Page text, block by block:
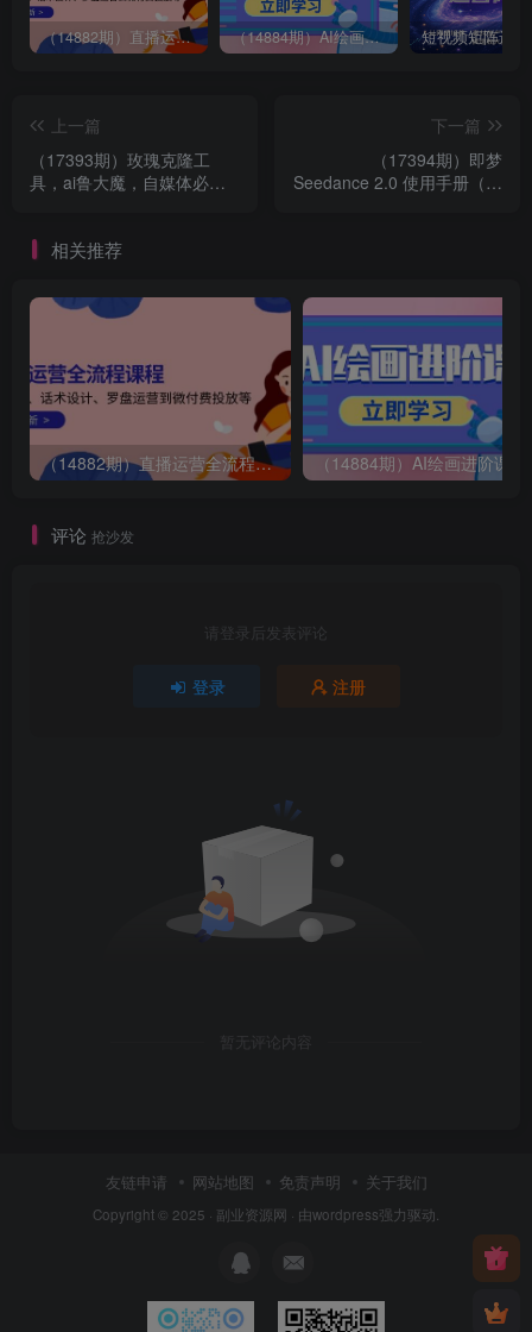
（14882期）直播运营全流程课程-5月更新：从起号、话术设计、罗盘运营到微付费投放等 （14884期）AI绘画进阶课，涵盖电商摄影等多领域，PS操作与AI工具使用全面教学
上一篇
（17393期）玫瑰克隆工
具，ai鲁大魔，自媒体必备
下一篇
（17394期）即梦
Seedance 2.0 使用手册（全
相关推荐
（14882期）直播运营全流程课程-5月更新：从起号、话术设计、罗盘运营到微付费投放等
评论 抢沙发
请登录后发表评论
登录 注册
暂无评论内容
友链申请 网站地图 免责声明 关于我们
Copyright © 2025 · 副业资源网 · 由wordpress强力驱动.